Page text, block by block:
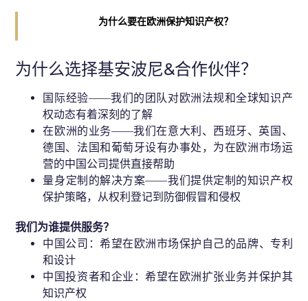
为什么要在欧洲保护知识产权？
为什么选择基安波尼&合作伙伴？
国际经验——我们的团队对欧洲法规和全球知识产
权动态有着深刻的了解
在欧洲的业务——我们在意大利、西班牙、英国、
德国、法国和葡萄牙设有办事处，为在欧洲市场运
营的中国公司提供直接帮助
量身定制的解决方案——我们提供定制的知识产权
保护策略，从权利登记到防御假冒和侵权
我们为谁提供服务？
中国公司：希望在欧洲市场保护自己的品牌、专利
和设计
中国投资者和企业：希望在欧洲扩张业务并保护其
知识产权